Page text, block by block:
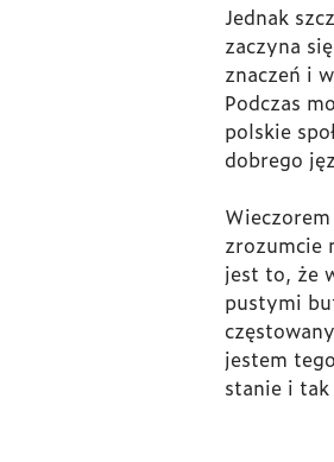
Jednak
zaczyna
znaczeń i
Podczas
polskie
dobrego
zrozumcie
jest to, że
pustymi
jestem
stanie i tak